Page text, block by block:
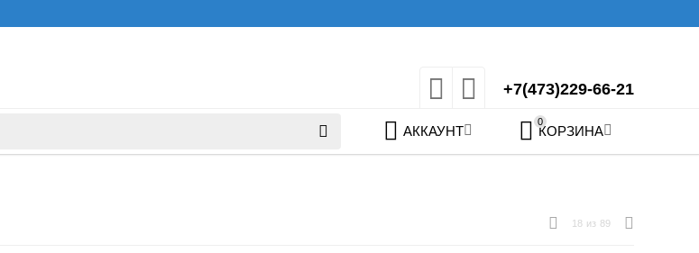
+7(473)229-66-21
0
КОРЗИНА
АККАУНТ
18 из 89